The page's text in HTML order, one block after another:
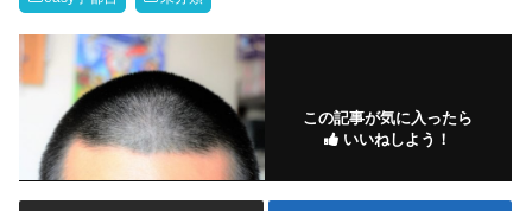
この記事が気に入ったら
いいねしよう！